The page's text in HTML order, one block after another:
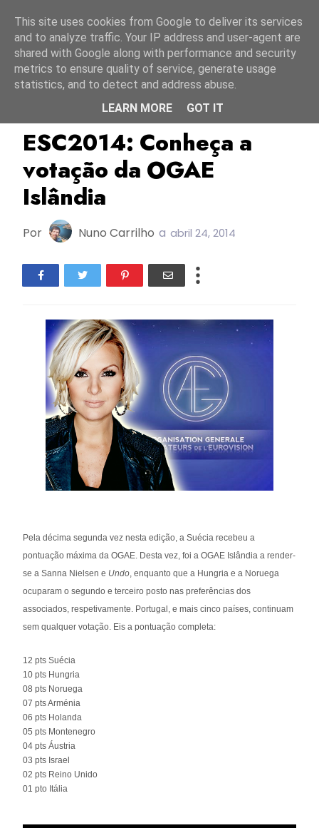
Islândia Movimento De Eurofãs
ESC2014: Conheça a
votação da OGAE
Islândia
Por Nuno Carrilho a abril 24, 2014
Pela décima segunda vez nesta edição, a Suécia recebeu a
pontuação máxima da OGAE. Desta vez, foi a OGAE Islândia a render-
se a Sanna Nielsen e Undo, enquanto que a Hungria e a Noruega
ocuparam o segundo e terceiro posto nas preferências dos
associados, respetivamente. Portugal, e mais cinco países, continuam
sem qualquer votação. Eis a pontuação completa:
12 pts Suécia
10 pts Hungria
08 pts Noruega
07 pts Arménia
06 pts Holanda
05 pts Montenegro
04 pts Áustria
03 pts Israel
02 pts Reino Unido
01 pto Itália
This site uses cookies from Google to deliver its services
and to analyze traffic. Your IP address and user-agent are
shared with Google along with performance and security
metrics to ensure quality of service, generate usage
statistics, and to detect and address abuse.
LEARN MORE
GOT IT